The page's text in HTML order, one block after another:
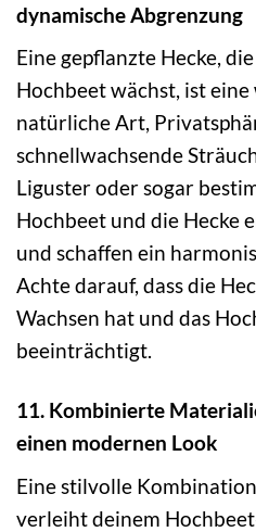
dynamische Abgrenzung
Eine gepflanzte Hecke,
Hochbeet wächst, ist
natürliche Art,
schnellwachsende
Liguster oder sogar
Hochbeet und die Hecke
und schaffen ein
Achte darauf, dass die
Wachsen hat und das
beeinträchtigt.
11. Kombinierte
einen modernen Look
Eine stilvolle
verleiht deinem